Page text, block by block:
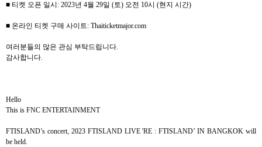
■ 티켓 오픈 일시 : 2023년 4월 29일 (토) 오전 10시 (현지 시간)
■ 온라인 티켓 구매 사이트: Thaiticketmajor.com
여러분들의 많은 관심 부탁드립니다.
감사합니다.
Hello
This is FNC ENTERTAINMENT
FTISLAND’s concert, 2023 FTISLAND LIVE 'RE : FTISLAND’ IN BANGKOK will
be held.